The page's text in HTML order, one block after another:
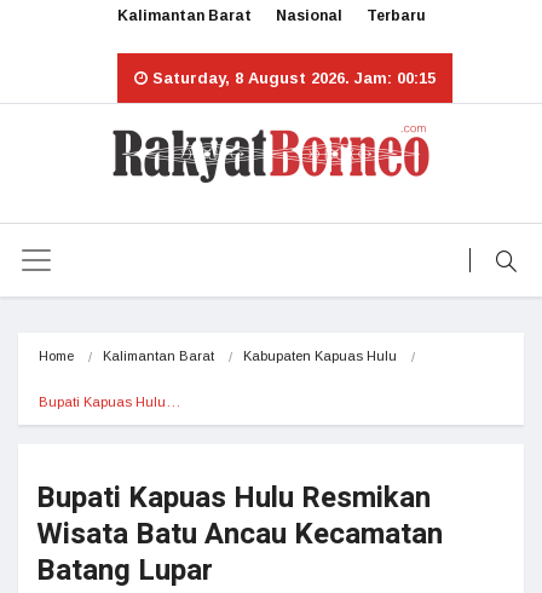
Kalimantan Barat Nasional Terbaru
Saturday, 8 August 2026. Jam: 00:15
Home Kalimantan Barat Kabupaten Kapuas Hulu
Bupati Kapuas Hulu…
Bupati Kapuas Hulu Resmikan
Wisata Batu Ancau Kecamatan
Batang Lupar